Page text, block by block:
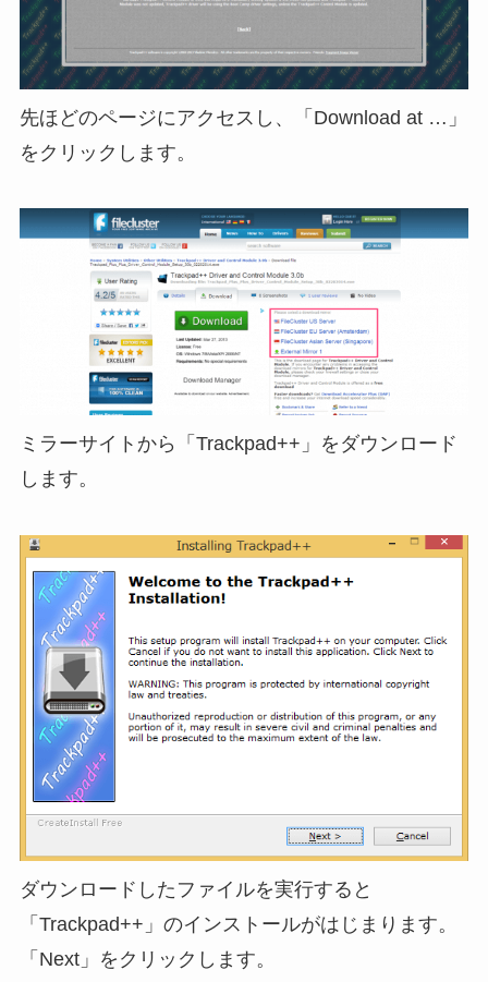
先ほどのページにアクセスし、「Download at …」
をクリックします。
ミラーサイトから「Trackpad++」をダウンロード
します。
ダウンロードしたファイルを実行すると
「Trackpad++」のインストールがはじまります。
「Next」をクリックします。